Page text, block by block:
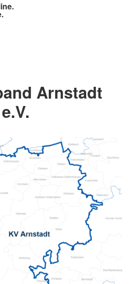
Arnstadt
e.V.